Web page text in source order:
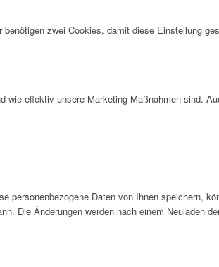
zwei Cookies, damit diese Einstellung
effektiv unsere Marketing-Maßnahmen sind.
personenbezogene Daten von Ihnen speichern,
Die Änderungen werden nach einem Neuladen